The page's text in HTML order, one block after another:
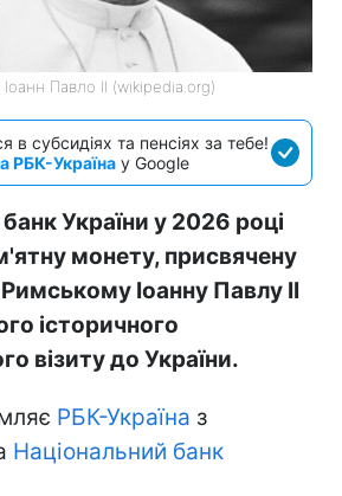
Павло II (wikipedia.org)
в субсидіях та пенсіях за тебе!
РБК-Україна у Google
України у 2026 році
монету, присвячену
Іоанну Павлу II
історичного
візиту до України.
РБК-Україна з
Національний банк